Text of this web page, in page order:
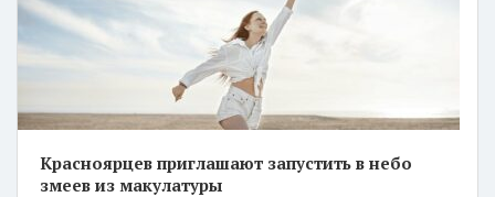
Красноярцев приглашают запустить в небо
змеев из макулатуры